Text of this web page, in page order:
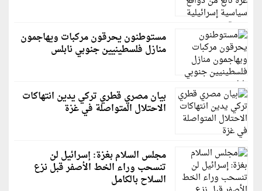
مستوطنون يحرقون مركبات ويهاجمون
منازل فلسطينيين جنوبي نابلس
بيان مصري قطري تركي يدين انتهاكات
الاحتلال المتواصلة في غزة
مجلس السلام بغزة: إسرائيل لن
تنسحب وراء الخط الأصفر قبل نزع
السلاح بالكامل